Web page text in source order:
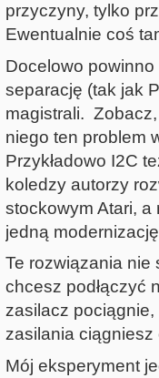
przyczyny, tylko
Ewentualnie coś
Docelowo
separację (tak jak
magistrali.
niego ten problem
Przykładowo I2C
koledzy autorzy
stockowym Atari, a
jedną
Te rozwiązania
chcesz podłączyć
zasilacz
zasilania ciągniesz
Mój eksperyment